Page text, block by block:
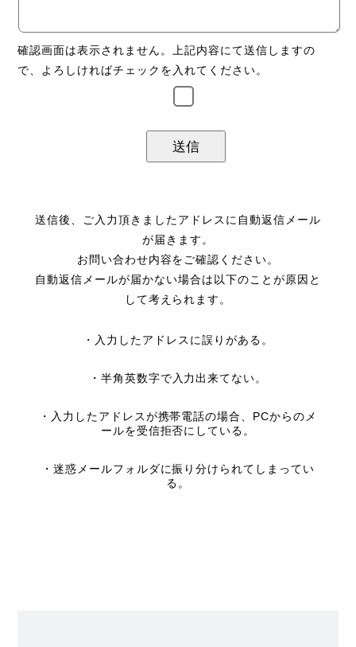
確認画面は表示されません。上記内容にて送信しますの
で、よろしければチェックを入れてください。
送信後、ご入力頂きましたアドレスに自動返信メール
が届きます。
お問い合わせ内容をご確認ください。
自動返信メールが届かない場合は以下のことが原因と
して考えられます。
・入力したアドレスに誤りがある。
・半角英数字で入力出来てない。
・入力したアドレスが携帯電話の場合、PCからのメ
ールを受信拒否にしている。
・迷惑メールフォルダに振り分けられてしまってい
る。